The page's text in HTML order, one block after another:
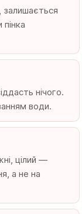
залишається
нічого.
води.
цілий —
а не на